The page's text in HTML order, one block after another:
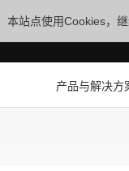
本站点使用Cookies，
产品与解决方